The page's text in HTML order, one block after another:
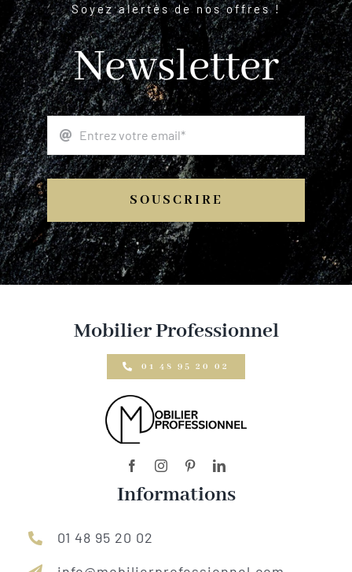
Soyez alertés de nos offres !
Newsletter
SOUSCRIRE
Mobilier Professionnel
01 48 95 20 02
Informations
01 48 95 20 02